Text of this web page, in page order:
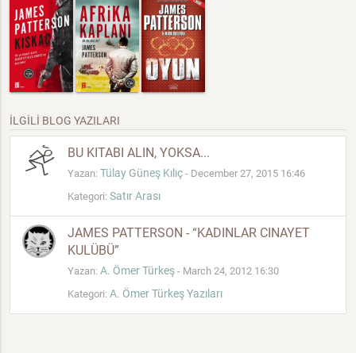
İLGİLİ BLOG YAZILARI
BU KITABI ALIN, YOKSA...
Yazan: Tülay Güneş Kılıç - December 27, 2015 16:46
Kategori: Satır Arası
JAMES PATTERSON - “KADINLAR CINAYET
KULÜBÜ”
Yazan: A. Ömer Türkeş - March 24, 2012 16:30
Kategori: A. Ömer Türkeş Yazıları